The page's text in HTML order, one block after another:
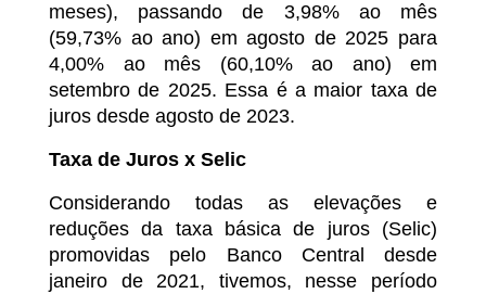
meses), passando de 3,98% ao mês
(59,73% ao ano) em agosto de 2025 para
4,00% ao mês (60,10% ao ano) em
setembro de 2025. Essa é a maior taxa de
juros desde agosto de 2023.
Taxa de Juros x Selic
Considerando todas as elevações e
reduções da taxa básica de juros (Selic)
promovidas pelo Banco Central desde
janeiro de 2021, tivemos, nesse período